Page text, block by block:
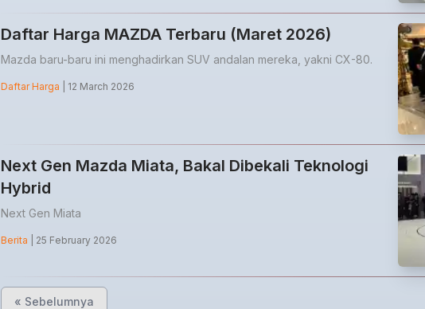
Daftar Harga MAZDA Terbaru (Maret 2026)
Mazda baru-baru ini menghadirkan SUV andalan mereka, yakni CX-80.
Daftar Harga | 12 March 2026
Next Gen Mazda Miata, Bakal Dibekali Teknologi
Hybrid
Next Gen Miata
Berita | 25 February 2026
« Sebelumnya